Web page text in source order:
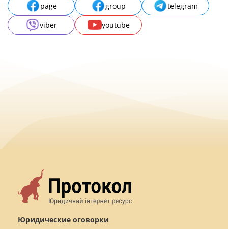
page group
telegram
viber
youtube
Юридические оговорки